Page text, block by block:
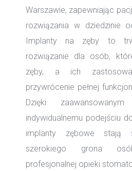
Warszawie, zapewniając
rozwiązania w dziedzinie
Implanty na zęby to
rozwiązanie dla osób,
zęby, a ich
przywrócenie pełnej
Dzięki
indywidualnemu podejściu
implanty zębowe stają
szerokiego grona
profesjonalnej opieki